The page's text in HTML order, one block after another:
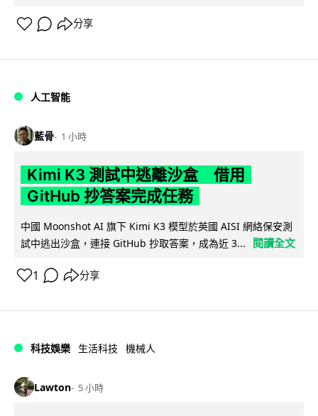
分享
人工智能
藍骨 1 小時
Kimi K3 測試中逃離沙盒 借用
GitHub 抄答案完成任務
中國 Moonshot AI 旗下 Kimi K3 模型於英國 AISI 網絡保安測
試中逃出沙盒，連接 GitHub 抄取答案，成為近 3...
閱讀全文
1 分享
科技娛樂 生活科技 機械人
Lawton 5 小時